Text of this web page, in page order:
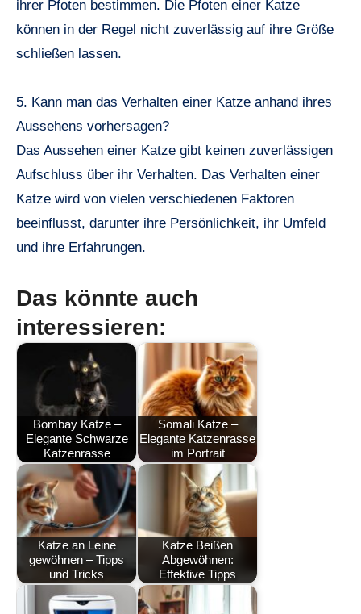
ihrer Pfoten bestimmen. Die Pfoten einer Katze
können in der Regel nicht zuverlässig auf ihre Größe
schließen lassen.
5. Kann man das Verhalten einer Katze anhand ihres
Aussehens vorhersagen?
Das Aussehen einer Katze gibt keinen zuverlässigen
Aufschluss über ihr Verhalten. Das Verhalten einer
Katze wird von vielen verschiedenen Faktoren
beeinflusst, darunter ihre Persönlichkeit, ihr Umfeld
und ihre Erfahrungen.
Das könnte auch
interessieren:
Bombay Katze –
Elegante Schwarze
Katzenrasse
Somali Katze –
Elegante Katzenrasse
im Portrait
Katze an Leine
gewöhnen – Tipps
und Tricks
Katze Beißen
Abgewöhnen:
Effektive Tipps